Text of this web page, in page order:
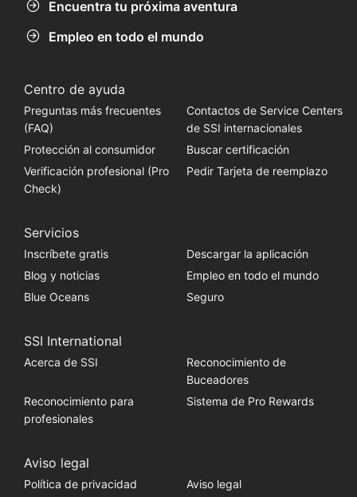
Encuentra tu próxima aventura
Empleo en todo el mundo
Centro de ayuda
Preguntas más frecuentes
(FAQ)
Contactos de Service Centers
de SSI internacionales
Protección al consumidor
Buscar certificación
Verificación profesional (Pro
Check)
Pedir Tarjeta de reemplazo
Servicios
Inscríbete gratis
Descargar la aplicación
Blog y noticias
Empleo en todo el mundo
Blue Oceans
Seguro
SSI International
Acerca de SSI
Reconocimiento de
Buceadores
Reconocimiento para
profesionales
Sistema de Pro Rewards
Aviso legal
Política de privacidad Aviso legal